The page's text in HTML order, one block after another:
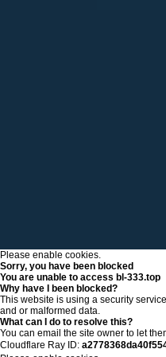
Please enable cookies.
Sorry, you have been blocked
You are unable to access bl-333.top
Why have I been blocked?
This website is using a security
and or malformed data.
What can I do to resolve this?
You can email the site owner to let
Cloudflare Ray ID: